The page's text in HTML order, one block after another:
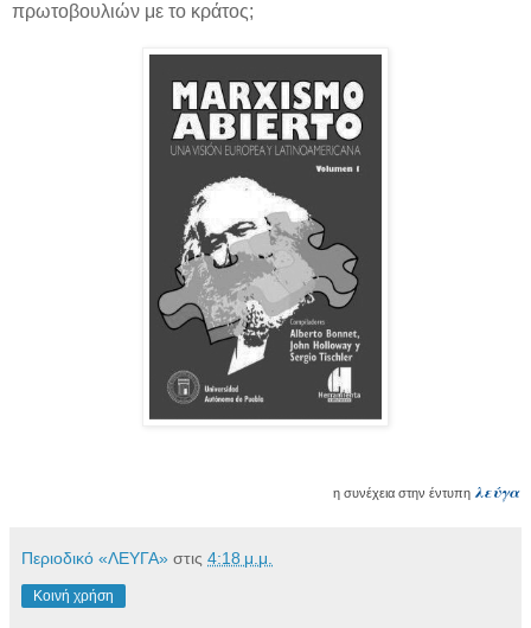
πρωτοβουλιών με το κράτος;
η συνέχεια στην έντυπη λεύγα
Περιοδικό «ΛΕΥΓΑ» στις 4:18 μ.μ.
Κοινή χρήση